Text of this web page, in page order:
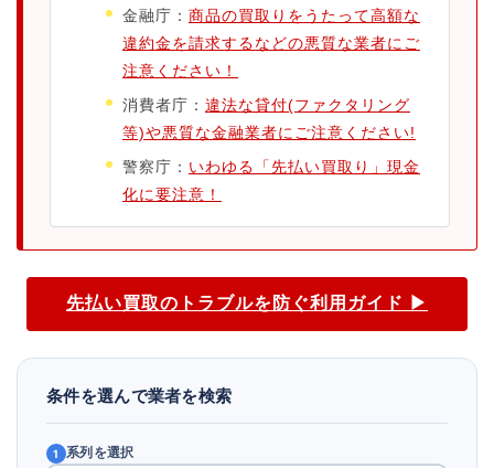
金融庁： 商品の買取りをうたって高額な
違約金を請求するなどの悪質な業者にご
注意ください！
消費者庁： 違法な貸付(ファクタリング
等)や悪質な金融業者にご注意ください!
警察庁： いわゆる「先払い買取り」現金
化に要注意！
先払い買取のトラブルを防ぐ利用ガイド ▶
条件を選んで業者を検索
1 系列を選択